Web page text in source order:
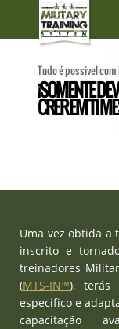
Tudo é possivel
¡SOMENTE
CRER EM TI
Uma vez obtida a
inscrito e
treinadores
(MTS-IN™), terás
especifico e
capacitação